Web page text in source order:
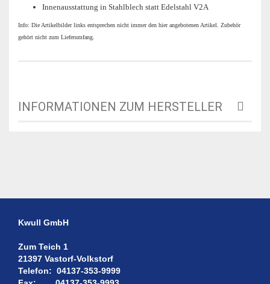
Innenausstattung in Stahlblech statt Edelstahl V2A
Info: Die Artikelbilder links entsprechen nicht immer den hier angebotenen Artikel. Zubehör
gehört nicht zum Lieferumfang.
INFORMATIONEN ZUM HERSTELLER
Kwull GmbH
Zum Teich 1
21397 Vastorf-Volkstorf
Telefon: 04137-353-9999